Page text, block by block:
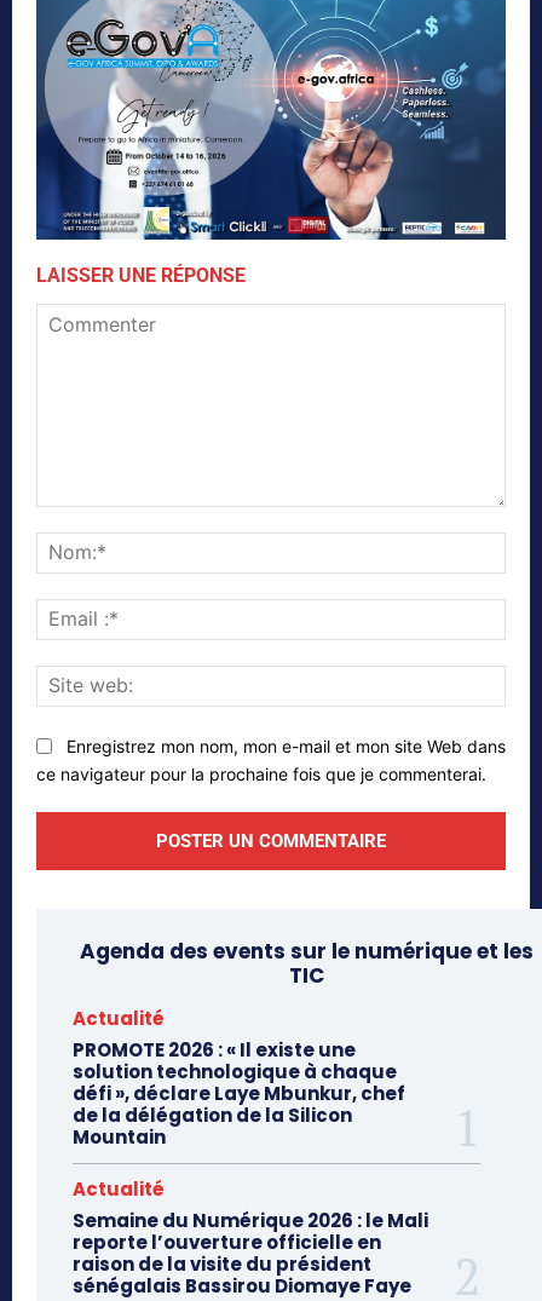
LAISSER UNE RÉPONSE
:*
web:
Enregistrez mon nom, mon e-mail et mon site Web dans
ce navigateur pour la prochaine fois que je commenterai.
Agenda des events sur le numérique et les
TIC
Actualité
PROMOTE 2026 : « Il existe une
solution technologique à chaque
défi », déclare Laye Mbunkur, chef
de la délégation de la Silicon
Mountain
Actualité
Semaine du Numérique 2026 : le Mali
reporte l’ouverture officielle en
raison de la visite du président
sénégalais Bassirou Diomaye Faye